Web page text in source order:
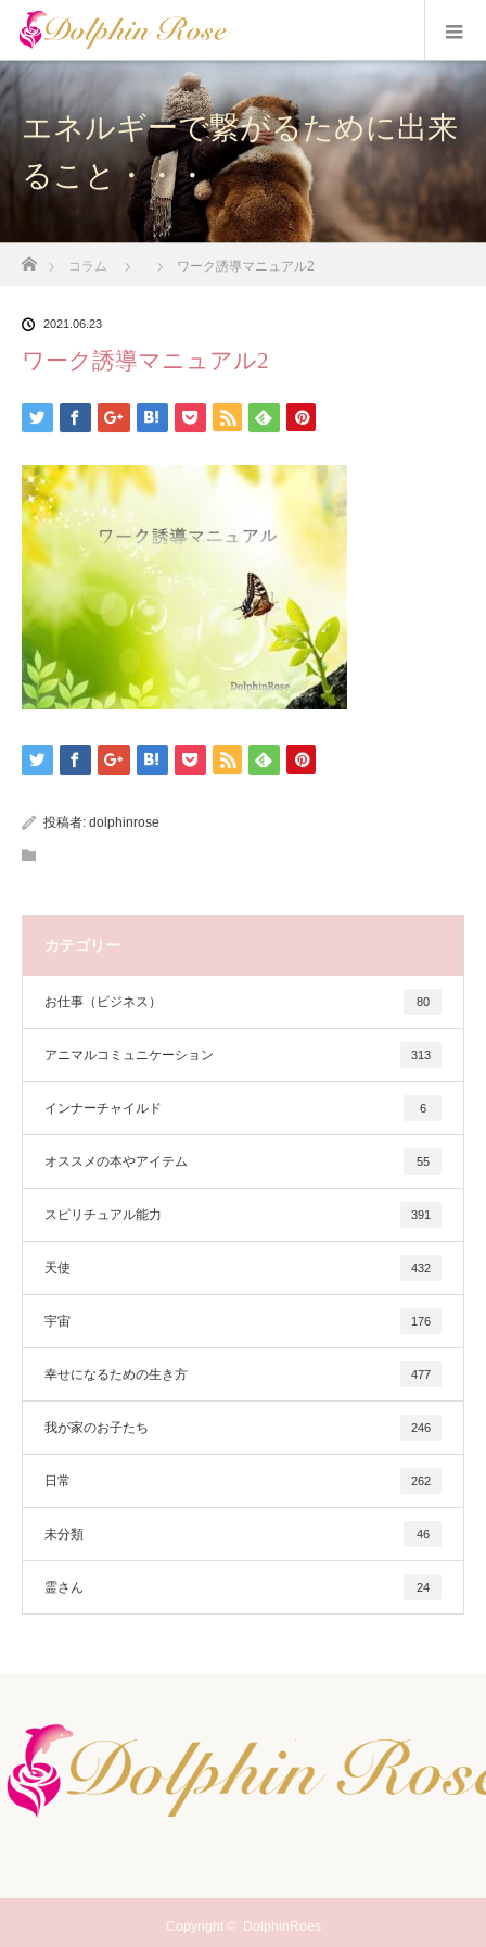
エネルギーで繋がるために出来
ること・・・
コラム ワーク誘導マニュアル2
2021.06.23
ワーク誘導マニュアル2
投稿者: dolphinrose
カテゴリー
お仕事（ビジネス） 80
アニマルコミュニケーション 313
インナーチャイルド 6
オススメの本やアイテム 55
スピリチュアル能力 391
天使 432
宇宙 176
幸せになるための生き方 477
我が家のお子たち 246
日常 262
未分類 46
霊さん 24
Copyright © DolphinRoes